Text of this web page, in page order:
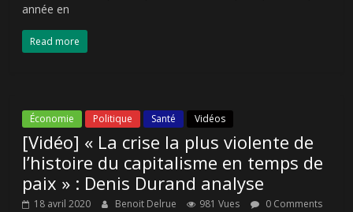
année en
Read more
Économie Politique Santé Vidéos
[Vidéo] « La crise la plus violente de
l’histoire du capitalisme en temps de
paix » : Denis Durand analyse
18 avril 2020 Benoit Delrue 981 Vues
0 Comments